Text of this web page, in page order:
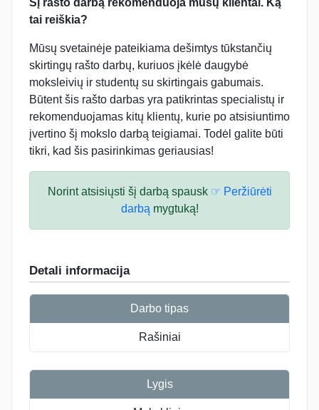
Šį rašto darbą rekomenduoja mūsų klientai. Ką
tai reiškia?
Mūsų svetainėje pateikiama dešimtys tūkstančių
skirtingų rašto darbų, kuriuos įkėlė daugybė
moksleivių ir studentų su skirtingais gabumais.
Būtent šis rašto darbas yra patikrintas specialistų ir
rekomenduojamas kitų klientų, kurie po atsisiuntimo
įvertino šį mokslo darbą teigiamai. Todėl galite būti
tikri, kad šis pasirinkimas geriausias!
Norint atsisiųsti šį darbą spausk ☞ Peržiūrėti
darbąmygtuką!
Detali informacija
Darbo tipas
Rašiniai
Lygis